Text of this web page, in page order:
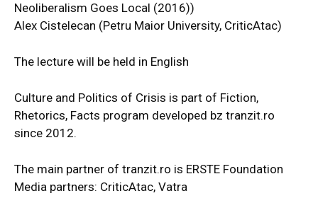
Neoliberalism Goes Local (2016))
Alex Cistelecan (Petru Maior University, CriticAtac)
The lecture will be held in English
Culture and Politics of Crisis is part of Fiction,
Rhetorics, Facts program developed bz tranzit.ro
since 2012.
The main partner of tranzit.ro is ERSTE Foundation
Media partners: CriticAtac, Vatra